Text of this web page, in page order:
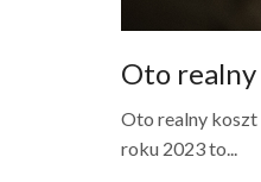
Oto
Oto realny koszt
roku 2023 to...